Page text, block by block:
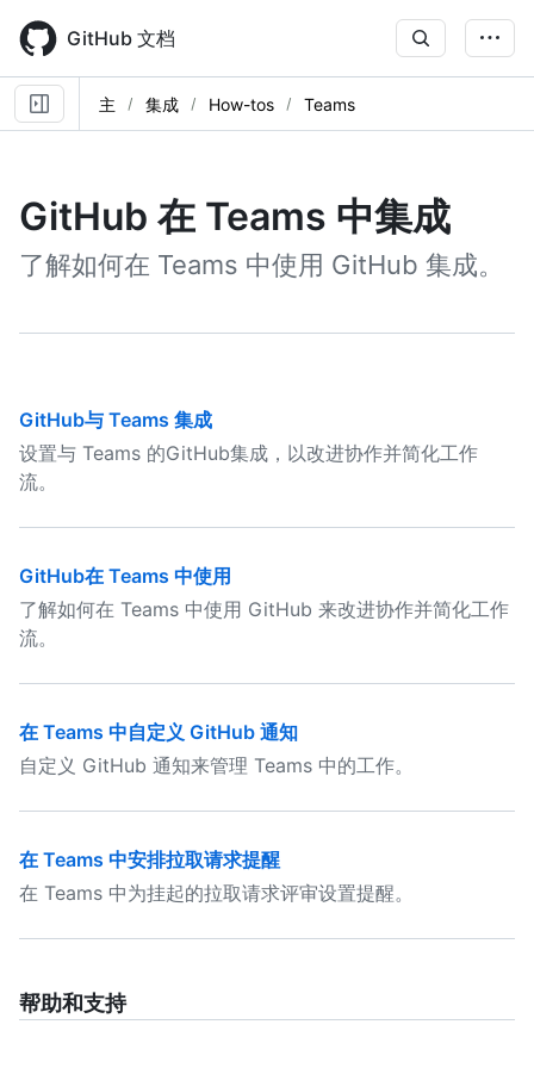
main
content
GitHub 文档
主 集成 How-tos Teams
GitHub 在 Teams 中集成
了解如何在 Teams 中使用 GitHub 集成。
GitHub与 Teams 集成
设置与 Teams 的GitHub集成，以改进协作并简化工作
流。
GitHub在 Teams 中使用
了解如何在 Teams 中使用 GitHub 来改进协作并简化工作
流。
在 Teams 中自定义 GitHub 通知
自定义 GitHub 通知来管理 Teams 中的工作。
在 Teams 中安排拉取请求提醒
在 Teams 中为挂起的拉取请求评审设置提醒。
帮助和支持